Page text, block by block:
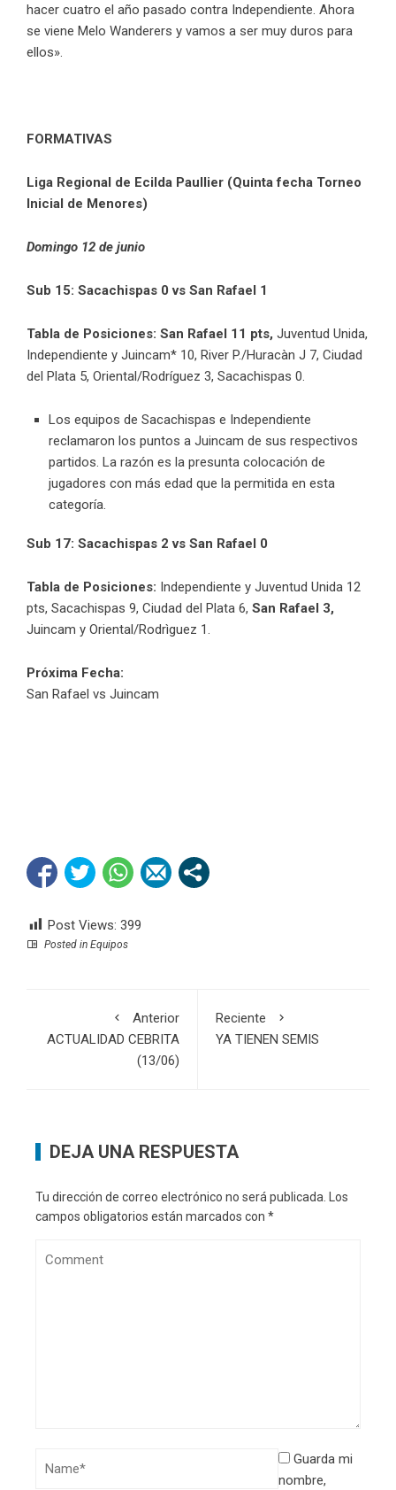
hacer cuatro el año pasado contra Independiente. Ahora
se viene Melo Wanderers y vamos a ser muy duros para
ellos».
FORMATIVAS
Liga Regional de Ecilda Paullier (Quinta fecha Torneo
Inicial de Menores)
Domingo 12 de junio
Sub 15: Sacachispas 0 vs San Rafael 1
Tabla de Posiciones: San Rafael 11 pts, Juventud Unida,
Independiente y Juincam* 10, River P./Huracàn J 7, Ciudad
del Plata 5, Oriental/Rodríguez 3, Sacachispas 0.
Los equipos de Sacachispas e Independiente
reclamaron los puntos a Juincam de sus respectivos
partidos. La razón es la presunta colocación de
jugadores con más edad que la permitida en esta
categoría.
Sub 17: Sacachispas 2 vs San Rafael 0
Tabla de Posiciones: Independiente y Juventud Unida 12
pts, Sacachispas 9, Ciudad del Plata 6, San Rafael 3,
Juincam y Oriental/Rodrìguez 1.
Próxima Fecha:
San Rafael vs Juincam
Post Views: 399
Posted in Equipos
Anterior
ACTUALIDAD CEBRITA
(13/06)
Reciente
YA TIENEN SEMIS
DEJA UNA RESPUESTA
Tu dirección de correo electrónico no será publicada.
Los
campos obligatorios están marcados con *
Guarda mi
nombre,